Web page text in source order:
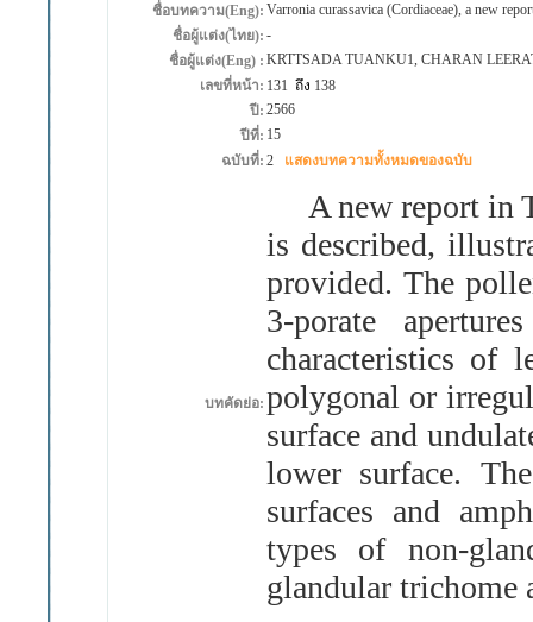
ชื่อบทความ(Eng): Varronia curassavica (Cordiaceae), a new
ชื่อผู้แต่ง(ไทย): -
ชื่อผู้แต่ง(Eng) : KRTTSADA TUANKU1, CHARAN
เลขที่หน้า: 131 ถึง 138
ปี: 2566
ปีที่: 15
ฉบับที่: 2 แสดงบทความทั้งหมดของฉบับ
บทคัดย่อ:
A new report in
is described,
provided. The
3-porate
characteristics of
polygonal or
surface and
lower surface.
surfaces and
types of non-
glandular trichome